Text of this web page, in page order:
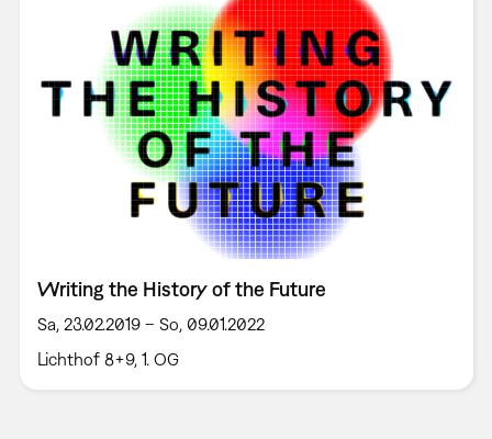
Writing the History of the Future
Sa, 23.02.2019 – So, 09.01.2022
Lichthof 8+9, 1. OG